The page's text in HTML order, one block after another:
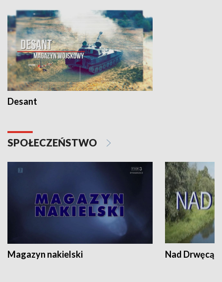
Desant
SPOŁECZEŃSTWO
Magazyn nakielski Nad Drwęcą